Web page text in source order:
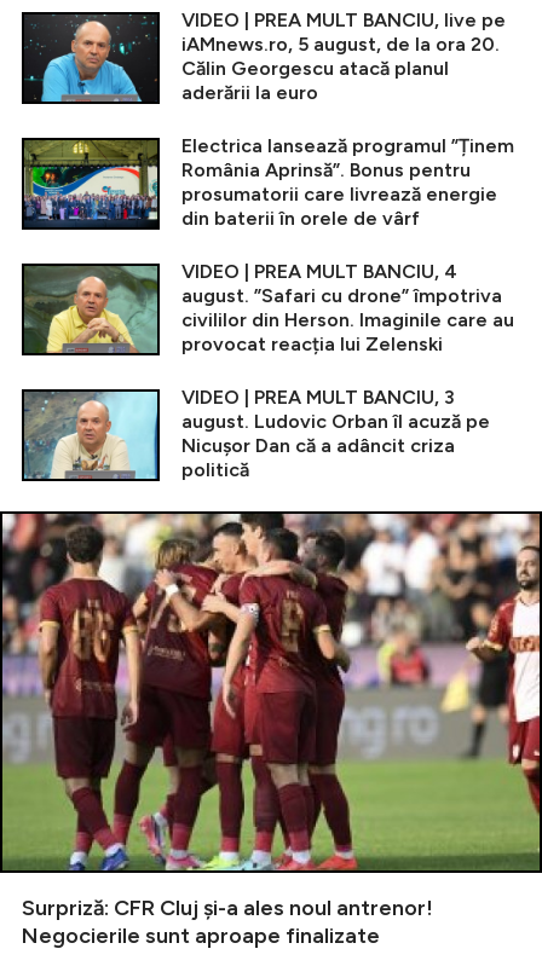
VIDEO | PREA MULT BANCIU, live pe
iAMnews.ro, 5 august, de la ora 20.
Călin Georgescu atacă planul
aderării la euro
Electrica lansează programul ”Ținem
România Aprinsă”. Bonus pentru
prosumatorii care livrează energie
din baterii în orele de vârf
VIDEO | PREA MULT BANCIU, 4
august. ”Safari cu drone” împotriva
civililor din Herson. Imaginile care au
provocat reacția lui Zelenski
VIDEO | PREA MULT BANCIU, 3
august. Ludovic Orban îl acuză pe
Nicușor Dan că a adâncit criza
politică
Surpriză: CFR Cluj și-a ales noul antrenor!
Negocierile sunt aproape finalizate